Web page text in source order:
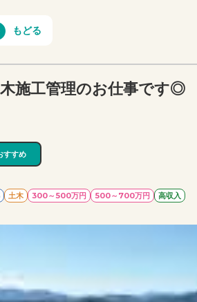
もどる
施工管理のお仕事です◎
すすめ
土木 300～500万円 500～700万円 高収入